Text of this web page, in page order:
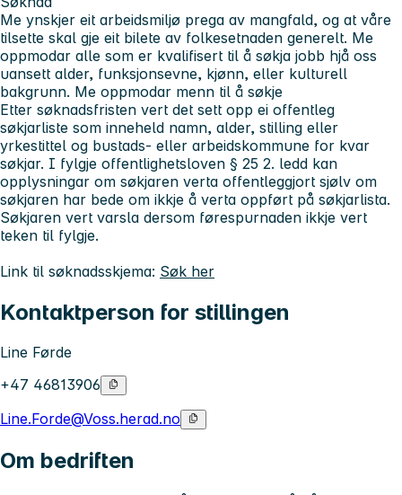
Me ynskjer eit arbeidsmiljø prega av mangfald, og at våre
tilsette skal gje eit bilete av folkesetnaden generelt. Me
oppmodar alle som er kvalifisert til å søkja jobb hjå oss
uansett alder, funksjonsevne, kjønn, eller kulturell
bakgrunn. Me oppmodar menn til å søkje
Etter søknadsfristen vert det sett opp ei offentleg
søkjarliste som inneheld namn, alder, stilling eller
yrkestittel og bustads- eller arbeidskommune for kvar
søkjar. I fylgje offentlighetsloven § 25 2. ledd kan
opplysningar om søkjaren verta offentleggjort sjølv om
søkjaren har bede om ikkje å verta oppført på søkjarlista.
Søkjaren vert varsla dersom førespurnaden ikkje vert
teken til fylgje.
Link til søknadsskjema: Søk her
Kontaktperson for stillingen
Line Førde
+47 46813906
Line.Forde@Voss.herad.no
Om bedriften